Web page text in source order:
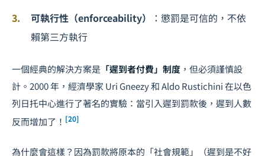
可執行性（enforceability）
：懲罰是可信的，不依
賴第三方執行
一個經典的解決方案是 「遲到者付費」制度 ，但必須謹慎設
計。2000 年，經濟學家 Uri Gneezy 和 Aldo Rustichini 在以色
列日托中心進行了著名的實驗：當引入遲到罰款後，遲到人數
反而增加了！ [20]
為什麼會這樣？因為罰款將原本的「社會規範」（遲到是不好